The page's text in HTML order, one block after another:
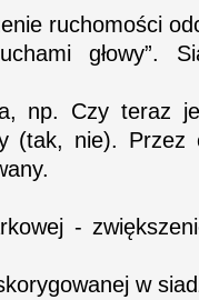
ruchomości
np. Czy teraz
(tak, nie). Przez
-
w